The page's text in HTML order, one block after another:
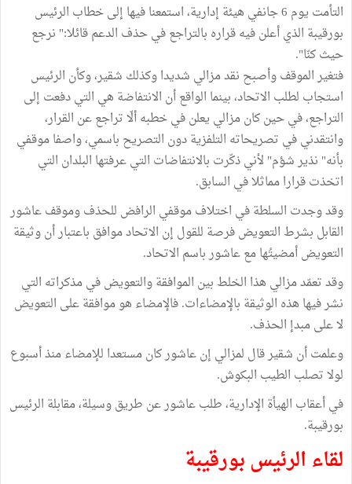
التأمت يوم 6 جانفي هيئة إدارية، استمعنا فيها إلى خطاب الرئيس
بورقيبة الذي أعلن فيه قراره بالتراجع في حذف الدعم قائلا:" نرجع
حيث كنّا".
فتغير الموقف وأصبح نقد مزالي شديدا وكذلك شقير، وكأن الرئيس
استجاب لطلب الاتحاد، بينما الواقع أن الانتفاضة هي التي دفعت إلى
التراجع، في حين كان مزالي يعلن في خطبه ألّا تراجع عن القرار،
وانتقدني في تصريحاته التلفزية دون التصريح باسمي، واصفا موقفي
بأنه" نذير شؤم" لأني ذكّرت بالانتفاضات التي عرفتها البلدان التي
اتخذت قرارا مماثلا في السابق.
وقد وجدت السلطة في اختلاف موقفي الرافض للحذف وموقف عاشور
القابل بشرط التعويض فرصة للقول إن الاتحاد موافق باعتبار أن وثيقة
التعويض أمضيتُها مع عاشور باسم الاتحاد.
وقد تعمّد مزالي هذا الخلط بين الموافقة والتعويض في مذكراته التي
نشر فيها هذه الوثيقة بالإمضاءات. فالإمضاء هو موافقة على التعويض
لا على مبدإ الحذف.
وعلمت أن شقير قال لمزالي إن عاشور كان مستعدا للإمضاء منذ أسبوع
لولا تصلب الطيب البكوش.
في أعقاب الهيأة الإدارية، طلب عاشور عن طريق وسيلة، مقابلة الرئيس
بورقيبة.
لقاء الرئيس بورقيبة